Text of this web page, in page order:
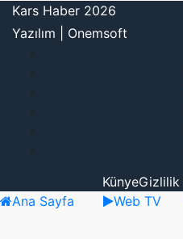
Kars Haber 2026
Yazılım | Onemsoft
KünyeGizlilik
Ana Sayfa
Web TV